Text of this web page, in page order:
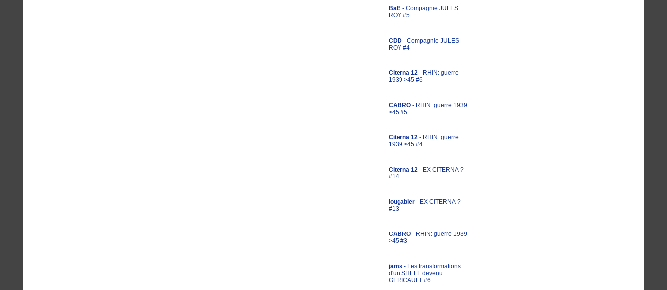
BaB - Compagnie JULES
ROY #5
CDD - Compagnie JULES
ROY #4
Citerna 12 - RHIN: guerre
1939 >45 #6
CABRO - RHIN: guerre 1939
>45 #5
Citerna 12 - RHIN: guerre
1939 >45 #4
Citerna 12 - EX CITERNA ?
#14
lougabier - EX CITERNA ?
#13
CABRO - RHIN: guerre 1939
>45 #3
jams - Les transformations
d'un SHELL devenu
GERICAULT #6